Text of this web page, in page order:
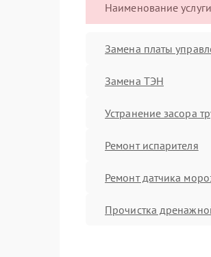
Наименование услуги
Замена платы
Замена ТЭН
Устранение засора
Ремонт испарителя
Ремонт датчика
Прочистка